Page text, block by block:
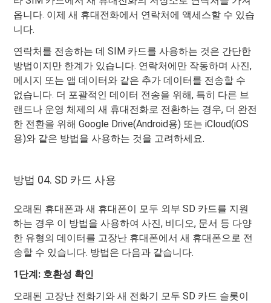
옵니다. 이제 새 휴대전화에서 연락처에 액세스할 수 있습
니다.
연락처를 전송하는 데 SIM 카드를 사용하는 것은 간단한
방법이지만 한계가 있습니다. 연락처에만 작동하며 사진,
메시지 또는 앱 데이터와 같은 추가 데이터를 전송할 수
없습니다. 더 포괄적인 데이터 전송을 위해, 특히 다른 브
랜드나 운영 체제의 새 휴대전화로 전환하는 경우, 더 완전
한 전환을 위해 Google Drive(Android용) 또는 iCloud(iOS
용)와 같은 방법을 사용하는 것을 고려하세요.
방법 04. SD 카드 사용
오래된 휴대폰과 새 휴대폰이 모두 외부 SD 카드를 지원
하는 경우 이 방법을 사용하여 사진, 비디오, 문서 등 다양
한 유형의 데이터를 고장난 휴대폰에서 새 휴대폰으로 전
송할 수 있습니다. 방법은 다음과 같습니다.
1단계: 호환성 확인
오래된 고장난 전화기와 새 전화기 모두 SD 카드 슬롯이